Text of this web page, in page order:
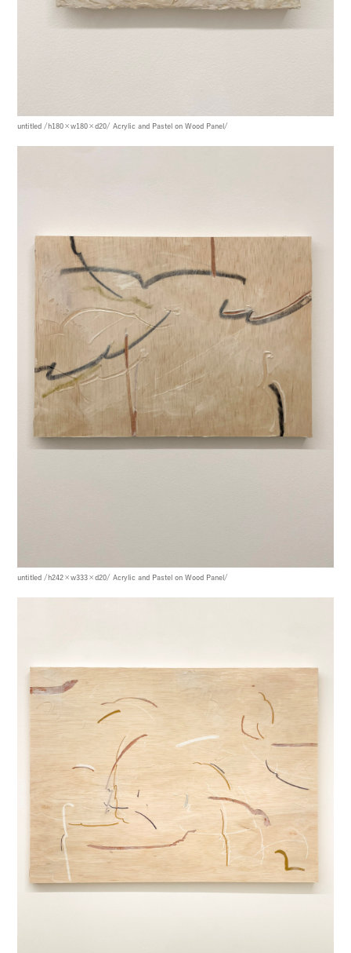
untitled /h180×w180×d20/ Acrylic and Pastel on Wood Panel/
untitled /h242×w333×d20/ Acrylic and Pastel on Wood Panel/